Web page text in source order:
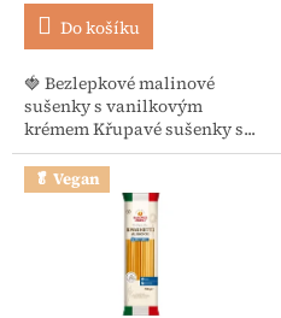
Do košíku
🍓 Bezlepkové malinové
sušenky s vanilkovým
krémem Křupavé sušenky s...
🥬 Vegan